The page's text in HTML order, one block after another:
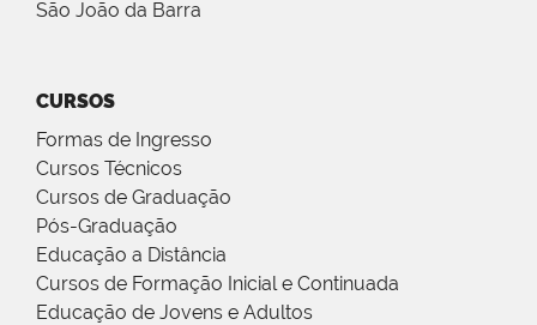
São João da Barra
CURSOS
Formas de Ingresso
Cursos Técnicos
Cursos de Graduação
Pós-Graduação
Educação a Distância
Cursos de Formação Inicial e Continuada
Educação de Jovens e Adultos